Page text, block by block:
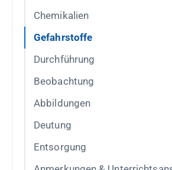
Chemikalien
Gefahrstoffe
Durchführung
Beobachtung
Abbildungen
Deutung
Entsorgung